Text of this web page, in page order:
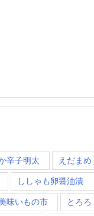
辛子明太 えだまめ
ししゃも卵醤油漬
味いもの市 とろろ